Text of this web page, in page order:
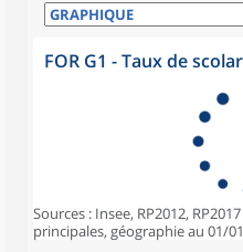
FOR G1 - Taux de
Sources : Insee, RP2012,
principales, géographie au 01/